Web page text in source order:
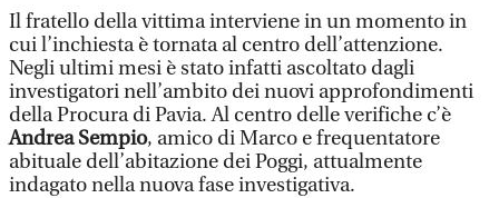
Il fratello della vittima interviene in un momento in
cui l’inchiesta è tornata al centro dell’attenzione.
Negli ultimi mesi è stato infatti ascoltato dagli
investigatori nell’ambito dei nuovi approfondimenti
della Procura di Pavia. Al centro delle verifiche c’è
Andrea Sempio, amico di Marco e frequentatore
abituale dell’abitazione dei Poggi, attualmente
indagato nella nuova fase investigativa.